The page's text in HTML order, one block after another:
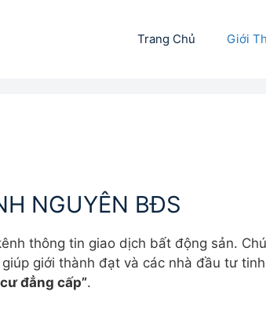
Trang Chủ Giới
NGUYÊN BĐS
thông tin giao dịch bất động sản.
giới thành đạt và các nhà đầu tư
đẳng cấp”.